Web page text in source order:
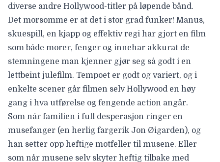
diverse andre Hollywood-titler på løpende bånd.
Det morsomme er at det i stor grad funker! Manus,
skuespill, en kjapp og effektiv regi har gjort en film
som både morer, fenger og innehar akkurat de
stemningene man kjenner gjør seg så godt i en
lettbeint julefilm. Tempoet er godt og variert, og i
enkelte scener går filmen selv Hollywood en høy
gang i hva utførelse og fengende action angår.
Som når familien i full desperasjon ringer en
musefanger (en herlig fargerik Jon Øigarden), og
han setter opp heftige motfeller til musene. Eller
som når musene selv skyter heftig tilbake med